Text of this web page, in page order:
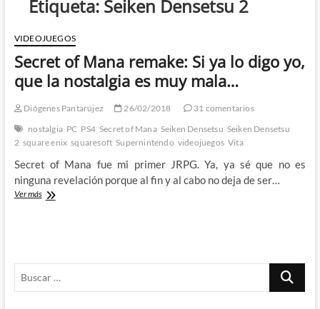
Etiqueta: Seiken Densetsu 2
VIDEOJUEGOS
Secret of Mana remake: Si ya lo digo yo,
que la nostalgia es muy mala…
Diógenes Pantarújez 26/02/2018
31 comentarios
nostalgia PC PS4 Secret of Mana Seiken Densetsu Seiken Densetsu
2 square enix squaresoft Supernintendo videojuegos Vita
Secret of Mana fue mi primer JRPG. Ya, ya sé que no es
ninguna revelación porque al fin y al cabo no deja de ser…
Ver másSecret
digo
yo,
Buscar